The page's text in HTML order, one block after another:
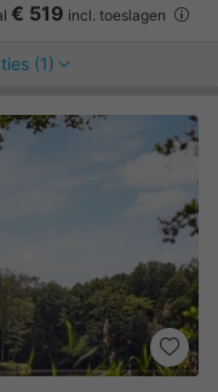
€ 519 incl. toeslagen
(1)